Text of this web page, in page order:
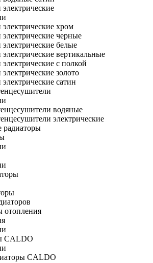
хром
черные
белые
вертикальные
с полкой
золото
сатин
водяные
электрические
CALDO
CALDO